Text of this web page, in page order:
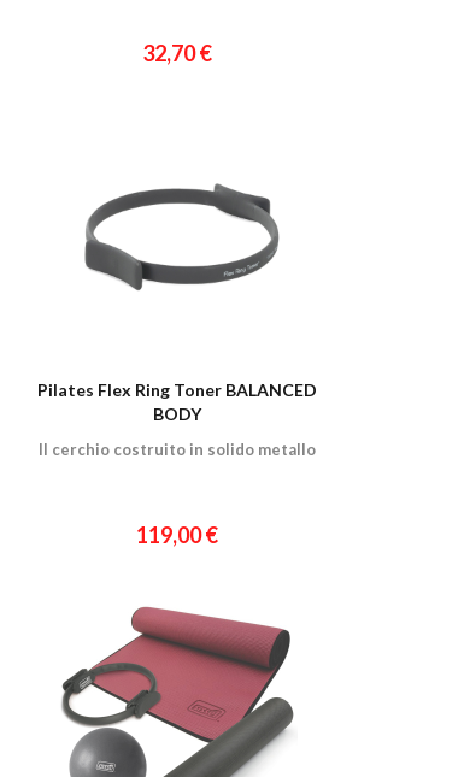
32,70 €
Pilates Flex Ring Toner BALANCED
BODY
II cerchio costruito in solido metallo
119,00 €